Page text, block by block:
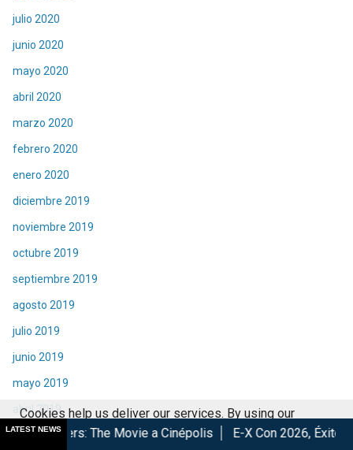
julio 2020
junio 2020
mayo 2020
abril 2020
marzo 2020
febrero 2020
enero 2020
diciembre 2019
noviembre 2019
octubre 2019
septiembre 2019
agosto 2019
julio 2019
junio 2019
mayo 2019
abril 2019
marzo 2019
LATEST NEWS
Movie a Cinépolis E-X Con 2026, Éxito total en la
Cookies help us deliver our services. By using our
services, you agree to our use of cookies.
Got it